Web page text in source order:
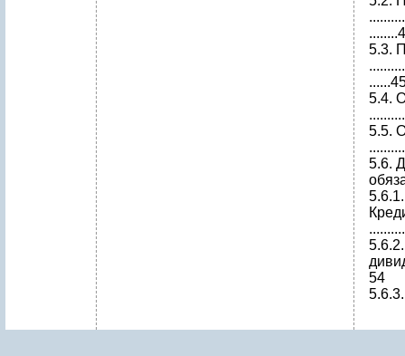
5.3.
5.4.
5.5.
5.6.
5.6.1.
54